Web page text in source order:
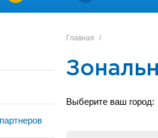
Главная /
Выберите ваш город: